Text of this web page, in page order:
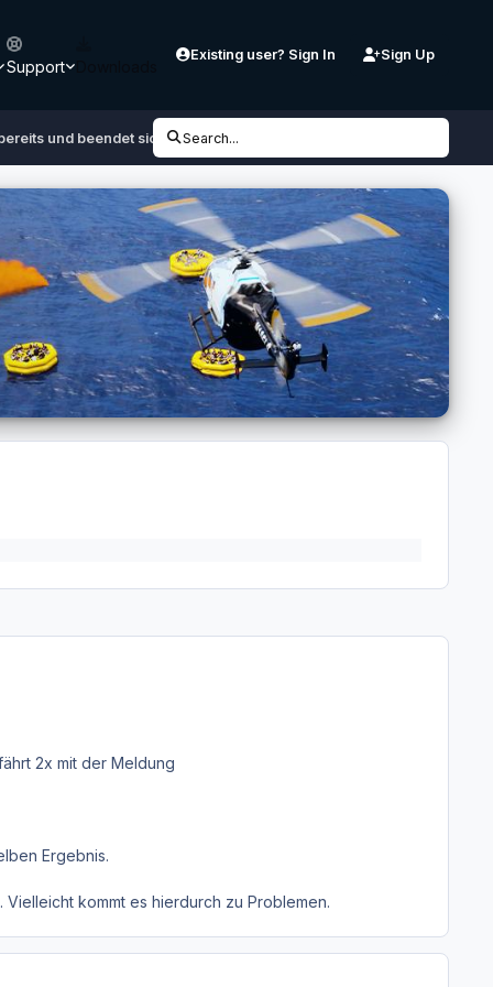
Support
Existing user? Sign In Sign Up
und beendet sich dannSearch...
2x mit der Meldung
Ergebnis.
kommt es hierdurch zu Problemen.